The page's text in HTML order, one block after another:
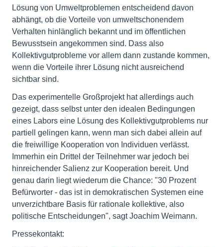
Lösung von Umweltproblemen entscheidend davon
abhängt, ob die Vorteile von umweltschonendem
Verhalten hinlänglich bekannt und im öffentlichen
Bewusstsein angekommen sind. Dass also
Kollektivgutprobleme vor allem dann zustande kommen,
wenn die Vorteile ihrer Lösung nicht ausreichend
sichtbar sind.
Das experimentelle Großprojekt hat allerdings auch
gezeigt, dass selbst unter den idealen Bedingungen
eines Labors eine Lösung des Kollektivgutproblems nur
partiell gelingen kann, wenn man sich dabei allein auf
die freiwillige Kooperation von Individuen verlässt.
Immerhin ein Drittel der Teilnehmer war jedoch bei
hinreichender Salienz zur Kooperation bereit. Und
genau darin liegt wiederum die Chance: "30 Prozent
Befürworter - das ist in demokratischen Systemen eine
unverzichtbare Basis für rationale kollektive, also
politische Entscheidungen", sagt Joachim Weimann.
Pressekontakt: